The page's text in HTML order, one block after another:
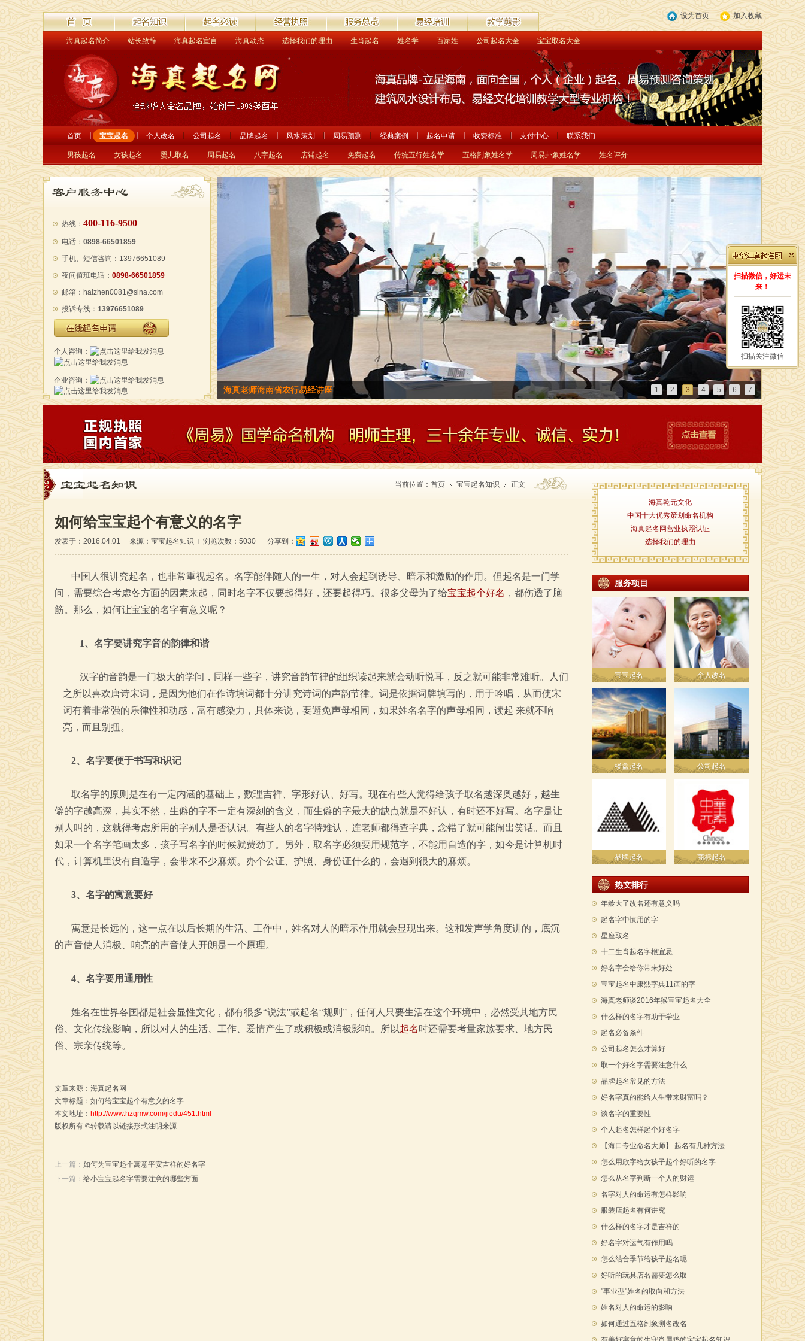
首页 起名解读 起名必读 经营执照 服务总览 易经培训 教学剪影
设为首页 加入收藏
海真起名简介 站长致辞 海真起名宣言 海真动态 选择我们的理由 生肖起名 姓名学 百家姓 公司起名大全 宝宝取名大全
首页 宝宝起名 个人改名 公司起名 品牌起名 风水策划 周易预测 经典案例 起名申请 收费标准 支付中心 联系我们
男孩起名 女孩起名 婴儿取名 周易起名 八字起名 店铺起名 免费起名 传统五行姓名学 五格剖象姓名学 周易卦象姓名学 姓名评分
热线： 400-116-9500
电话： 0898-66501859
手机、短信咨询：13976651089
夜间值班电话： 0898-66501859
邮箱：haizhen0081@sina.com
投诉专线： 13976651089
在线起名申请
个人咨询：
企业咨询：
海真老师海南省农行易经讲座 1 2 3 4 5 6 7
宝宝起名知识
当前位置： 首页 宝宝起名知识 正文
如何给宝宝起个有意义的名字
发表于：2016.04.01 来源： 宝宝起名知识 浏览次数：5030 分享到：
中国人很讲究起名，也非常重视起名。名字能伴随人的一生，对人会起到诱导、暗示和激励的作用。但起名是一门学
问，需要综合考虑各方面的因素来起，同时名字不仅要起得好，还要起得巧。很多父母为了给宝宝起个好名 ，都伤透了脑
筋。那么，如何让宝宝的名字有意义呢？
1、名字要讲究字音的韵律和谐
汉字的音韵是一门极大的学问，同样一些字，讲究音韵节律的组织读起来就会动听悦耳，反之就可能非常难听。人们
之所以喜欢唐诗宋词，是因为他们在作诗填词都十分讲究诗词的声韵节律。词是依据词牌填写的，用于吟唱，从而使宋
词有着非常强的乐律性和动感，富有感染力，具体来说，要避免声母相同，如果姓名名字的声母相同，读起 来就不响
亮，而且别扭。
2、名字要便于书写和识记
取名字的原则是在有一定内涵的基础上，数理吉祥、字形好认、好写。现在有些人觉得给孩子取名越深奥越好，越生
僻的字越高深，其实不然，生僻的字不一定有深刻的含义，而生僻的字最大的缺点就是不好认，有时还不好写。名字是让
别人叫的，这就得考虑所用的字别人是否认识。有些人的名字特难认，连老师都得查字典，念错了就可能闹出笑话。而且
如果一个名字笔画太多，孩子写名字的时候就费劲了。另外，取名字必须要用规范字，不能用自造的字，如今是计算机时
代，计算机里没有自造字，会带来不少麻烦。办个公证、护照、身份证什么的，会遇到很大的麻烦。
3、名字的寓意要好
寓意是长远的，这一点在以后长期的生活、工作中，姓名对人的暗示作用就会显现出来。这和发声学角度讲的，底沉
的声音使人消极、响亮的声音使人开朗是一个原理。
4、名字要用通用性
姓名在世界各国都是社会显性文化，都有很多“说法”或起名“规则”，任何人只要生活在这个环境中，必然受其地方民
俗、文化传统影响，所以对人的生活、工作、爱情产生了或积极或消极影响。所以起名时还需要考量家族要求、地方民
俗、宗亲传统等。
文章来源： 海真起名网
文章标题：如何给宝宝起个有意义的名字
本文地址： http://www.hzqmw.com/jiedu/451.html
版权所有 ©转载请以链接形式注明来源
上一篇： 如何为宝宝起个寓意平安吉祥的好名字
下一篇： 给小宝宝起名字需要注意的哪些方面
海真乾元文化
中国十大优秀策划命名机构
海真起名网营业执照认证
选择我们的理由
服务项目
宝宝起名 个人改名
楼盘起名 公司起名
品牌起名 商标起名
热文排行
年龄大了改名还有意义吗
起名字中慎用的字
星座取名
十二生肖起名字根宜忌
好名字会给你带来好处
宝宝起名中康熙字典11画的字
海真老师谈2016年猴宝宝起名大全
什么样的名字有助于学业
起名必备条件
公司起名怎么才算好
取一个好名字需要注意什么
品牌起名常见的方法
好名字真的能给人生带来财富吗？
谈名字的重要性
个人起名怎样起个好名字
【海口专业命名大师】 起名有几种方法
怎么用欣字给女孩子起个好听的名字
怎么从名字判断一个人的财运
名字对人的命运有怎样影响
服装店起名有何讲究
什么样的名字才是吉祥的
好名字对运气有作用吗
怎么结合季节给孩子起名呢
好听的玩具店名需要怎么取
"事业型"姓名的取向和方法
姓名对人的命运的影响
如何通过五格剖象测名改名
扫描微信，好运未
来！
扫描关注微信